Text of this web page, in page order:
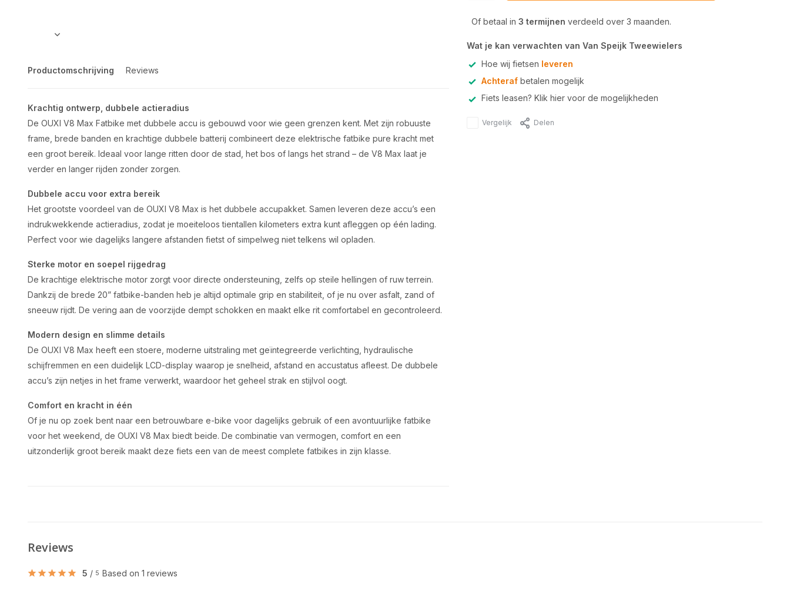
Productomschrijving Reviews
Krachtig ontwerp, dubbele actieradius
De OUXI V8 Max Fatbike met dubbele accu is gebouwd voor wie geen grenzen kent. Met zijn robuuste
frame, brede banden en krachtige dubbele batterij combineert deze elektrische fatbike pure kracht met
een groot bereik. Ideaal voor lange ritten door de stad, het bos of langs het strand – de V8 Max laat je
verder en langer rijden zonder zorgen.
Dubbele accu voor extra bereik
Het grootste voordeel van de OUXI V8 Max is het dubbele accupakket. Samen leveren deze accu’s een
indrukwekkende actieradius, zodat je moeiteloos tientallen kilometers extra kunt afleggen op één lading.
Perfect voor wie dagelijks langere afstanden fietst of simpelweg niet telkens wil opladen.
Sterke motor en soepel rijgedrag
De krachtige elektrische motor zorgt voor directe ondersteuning, zelfs op steile hellingen of ruw terrein.
Dankzij de brede 20” fatbike-banden heb je altijd optimale grip en stabiliteit, of je nu over asfalt, zand of
sneeuw rijdt. De vering aan de voorzijde dempt schokken en maakt elke rit comfortabel en gecontroleerd.
Modern design en slimme details
De OUXI V8 Max heeft een stoere, moderne uitstraling met geïntegreerde verlichting, hydraulische
schijfremmen en een duidelijk LCD-display waarop je snelheid, afstand en accustatus afleest. De dubbele
accu’s zijn netjes in het frame verwerkt, waardoor het geheel strak en stijlvol oogt.
Comfort en kracht in één
Of je nu op zoek bent naar een betrouwbare e-bike voor dagelijks gebruik of een avontuurlijke fatbike
voor het weekend, de OUXI V8 Max biedt beide. De combinatie van vermogen, comfort en een
uitzonderlijk groot bereik maakt deze fiets een van de meest complete fatbikes in zijn klasse.
Of betaal in 3 termijnen verdeeld over 3 maanden.
Wat je kan verwachten van Van Speijk Tweewielers
Hoe wij fietsen leveren
Achterafbetalen mogelijk
Fiets leasen? Klik hier voor de mogelijkheden
Vergelijk Delen
Reviews
5 / 5 Based on 1 reviews